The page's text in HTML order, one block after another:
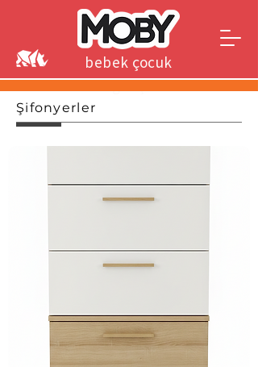
bebek çocuk
genç
Şifonyerler